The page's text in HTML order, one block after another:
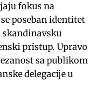
fokus na
poseban identitet
skandinavsku
pristup. Upravo
sa publikom
delegacije u